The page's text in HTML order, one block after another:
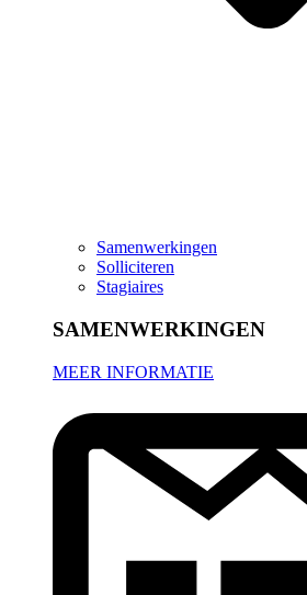
Samenwerkingen
Solliciteren
Stagiaires
SAMENWERKINGEN
MEER INFORMATIE